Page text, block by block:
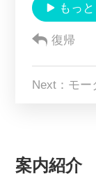
もっと
復帰
案内紹介